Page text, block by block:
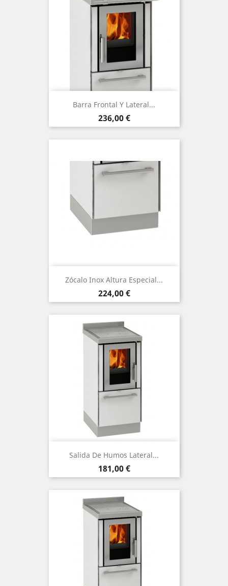
Barra Frontal Y Lateral...
Precio
236,00 €
Zócalo Inox Altura Especial...
Precio
224,00 €
Salida De Humos Lateral...
Precio
181,00 €